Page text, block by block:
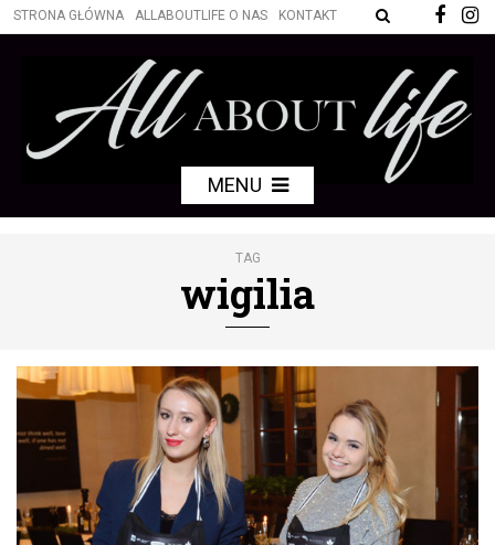
STRONA GŁÓWNA ALLABOUTLIFE O NAS KONTAKT
MENU
TAG
wigilia